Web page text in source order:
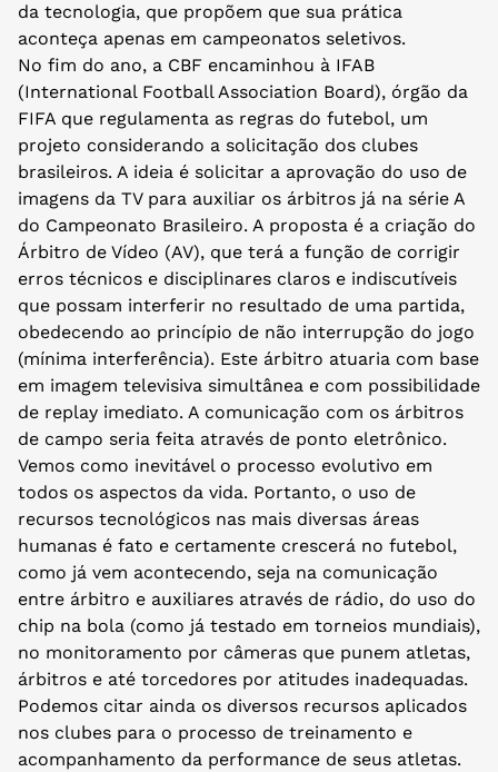
da tecnologia, que propõem que sua prática
aconteça apenas em campeonatos seletivos.
No fim do ano, a CBF encaminhou à IFAB
(International Football Association Board), órgão da
FIFA que regulamenta as regras do futebol, um
projeto considerando a solicitação dos clubes
brasileiros. A ideia é solicitar a aprovação do uso de
imagens da TV para auxiliar os árbitros já na série A
do Campeonato Brasileiro. A proposta é a criação do
Árbitro de Vídeo (AV), que terá a função de corrigir
erros técnicos e disciplinares claros e indiscutíveis
que possam interferir no resultado de uma partida,
obedecendo ao princípio de não interrupção do jogo
(mínima interferência). Este árbitro atuaria com base
em imagem televisiva simultânea e com possibilidade
de replay imediato. A comunicação com os árbitros
de campo seria feita através de ponto eletrônico.
Vemos como inevitável o processo evolutivo em
todos os aspectos da vida. Portanto, o uso de
recursos tecnológicos nas mais diversas áreas
humanas é fato e certamente crescerá no futebol,
como já vem acontecendo, seja na comunicação
entre árbitro e auxiliares através de rádio, do uso do
chip na bola (como já testado em torneios mundiais),
no monitoramento por câmeras que punem atletas,
árbitros e até torcedores por atitudes inadequadas.
Podemos citar ainda os diversos recursos aplicados
nos clubes para o processo de treinamento e
acompanhamento da performance de seus atletas.